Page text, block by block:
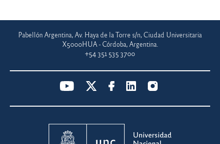
Pabellón Argentina, Av. Haya de la Torre s/n, Ciudad Universitaria
X5000HUA - Córdoba, Argentina.
+54 351 535 3700